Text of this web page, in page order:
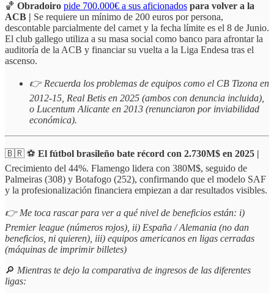
🏀 Obradoiro pide 700.000€ a sus aficionados para volver a la
ACB | Se requiere un mínimo de 200 euros por persona,
descontable parcialmente del carnet y la fecha límite es el 8 de Junio.
El club gallego utiliza a su masa social como banco para afrontar la
auditoría de la ACB y financiar su vuelta a la Liga Endesa tras el
ascenso.
👉 Recuerda los problemas de equipos como el CB Tizona en
2012-15, Real Betis en 2025 (ambos con denuncia incluida),
o Lucentum Alicante en 2013 (renunciaron por inviabilidad
económica).
🇧🇷 ⚽️ El fútbol brasileño bate récord con 2.730M$ en 2025 |
Crecimiento del 44%. Flamengo lidera con 380M$, seguido de
Palmeiras (308) y Botafogo (252), confirmando que el modelo SAF
y la profesionalización financiera empiezan a dar resultados visibles.
👉 Me toca rascar para ver a qué nivel de beneficios están: i)
Premier league (números rojos), ii) España / Alemania (no dan
beneficios, ni quieren), iii) equipos americanos en ligas cerradas
(máquinas de imprimir billetes)
🔎 Mientras te dejo la comparativa de ingresos de las diferentes
ligas: